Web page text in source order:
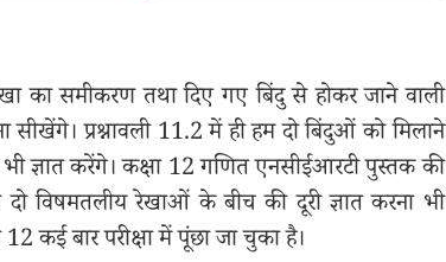
का समीकरण तथा दिए गए बिंदु से होकर जाने वाली
प्रश्नावली 11.2 में ही हम दो बिंदुओं को मिलाने
ज्ञात करेंगे। कक्षा 12 गणित एनसीईआरटी पुस्तक की
दो विषमतलीय रेखाओं के बीच की दूरी ज्ञात करना भी
कई बार परीक्षा में पूंछा जा चुका है।